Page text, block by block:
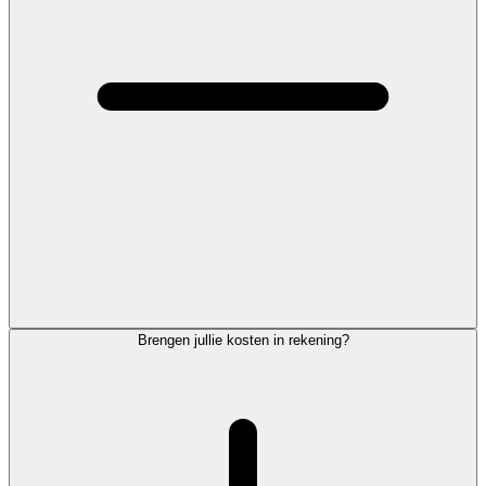
Brengen jullie kosten in rekening?